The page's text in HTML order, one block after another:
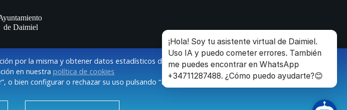
por la misma y obtener datos estadísticos de la navegación de los usuarios.
en nuestra política de cookies
o bien configurar o rechazar su uso pulsando “Modificar configuración”.
¡Hola! Soy tu asistente virtual de Daimiel.
Uso IA y puedo cometer errores. También
me puedes encontrar en WhatsApp
+34711287488. ¿Cómo puedo ayudarte?😊